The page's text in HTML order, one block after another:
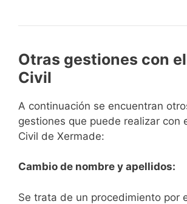
Otras gestiones con
Civil
A continuación se encuentran
gestiones que puede realizar con
Civil de Xermade:
Cambio de nombre y apellidos:
Se trata de un procedimiento por